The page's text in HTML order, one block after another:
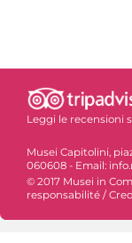
Leggi le recensioni
Musei Capitolini,
060608 - Email:
© 2017 Musei in
responsabilité /